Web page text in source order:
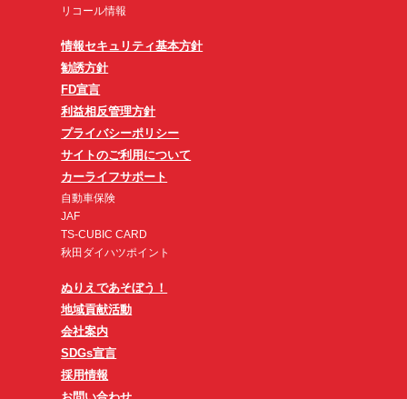
リコール情報
情報セキュリティ基本方針
勧誘方針
FD宣言
利益相反管理方針
プライバシーポリシー
サイトのご利用について
カーライフサポート
自動車保険
JAF
TS-CUBIC CARD
秋田ダイハツポイント
ぬりえであそぼう！
地域貢献活動
会社案内
SDGs宣言
採用情報